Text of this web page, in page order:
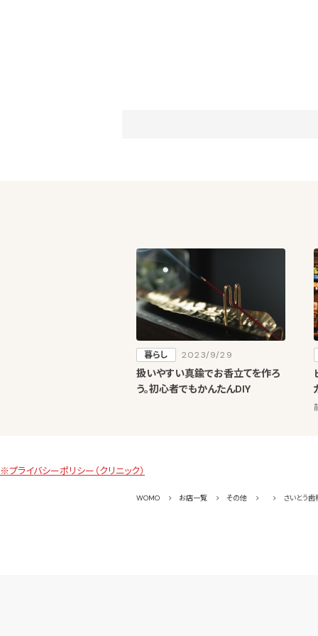
暮らし 2023/9/29
扱いやすい真鍮でお香立てを作ろ
う。初心者でもかんたんDIY
※プライバシーポリシー（クリニック）
WOMO お店一覧 その他 さいとう歯